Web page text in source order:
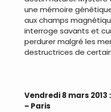
une mémoire
aux champs
interroge savants et
perdurer malgré les
destructrices de
Vendredi 8 mars
– Paris